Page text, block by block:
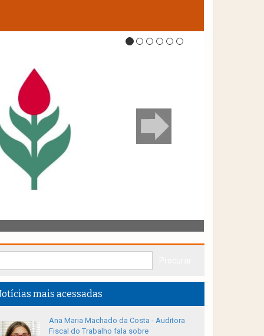
mais acessadas
Ana Maria Machado da Costa - Auditora
Fiscal do Trabalho fala sobre